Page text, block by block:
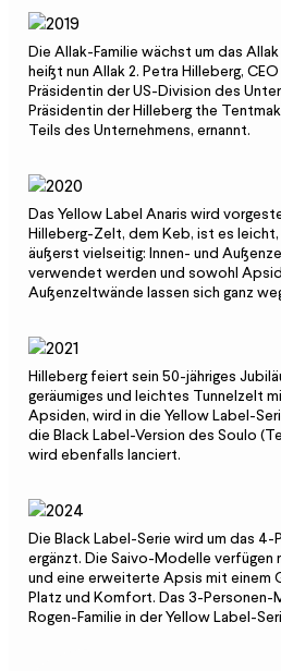
Die Allak-Familie wächst um das Allak
heißt nun Allak 2. Petra Hilleberg,
Präsidentin der US-Division des
Präsidentin der Hilleberg the
Teils des Unternehmens, ernannt.
Das Yellow Label Anaris wird
Hilleberg-Zelt, dem Keb, ist es
äußerst vielseitig: Innen- und
verwendet werden und sowohl
Außenzeltwände lassen sich ganz
Hilleberg feiert sein 50-jähriges
geräumiges und leichtes Tunnelzelt
Apsiden, wird in die Yellow Label-
die Black Label-Version des Soulo
wird ebenfalls lanciert.
Die Black Label-Serie wird um das 4-
ergänzt. Die Saivo-Modelle verfügen
und eine erweiterte Apsis mit einem
Platz und Komfort. Das 3-Personen-
Rogen-Familie in der Yellow Label-